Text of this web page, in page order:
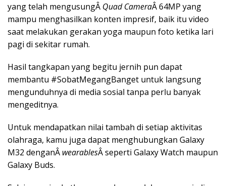
yang telah mengusungÂ Quad CameraÂ 64MP yang
mampu menghasilkan konten impresif, baik itu video
saat melakukan gerakan yoga maupun foto ketika lari
pagi di sekitar rumah.
Hasil tangkapan yang begitu jernih pun dapat
membantu #SobatMegangBanget untuk langsung
mengunduhnya di media sosial tanpa perlu banyak
mengeditnya.
Untuk mendapatkan nilai tambah di setiap aktivitas
olahraga, kamu juga dapat menghubungkan Galaxy
M32 denganÂ wearablesÂ seperti Galaxy Watch maupun
Galaxy Buds.